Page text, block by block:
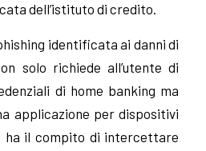
dell’istituto di credito.
identificata ai danni di
solo richiede all’utente di
di home banking ma
applicazione per dispositivi
ha il compito di intercettare